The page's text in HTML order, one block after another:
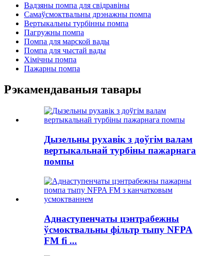
Вадзяны помпа для свідравіны
Самаўсмоктвальны дрэнажны помпа
Вертыкальны турбінны помпа
Пагружны помпа
Помпа для марской вады
Помпа для чыстай вады
Хімічны помпа
Пажарны помпа
Рэкамендаваныя тавары
Дызельны рухавік з доўгім валам
вертыкальнай турбіны пажарнага
помпы
Аднаступенчаты цэнтрабежны
ўсмоктвальны фільтр тыпу NFPA
FM fi ...